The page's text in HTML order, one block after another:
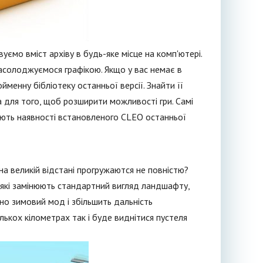
вміст архіву в будь-яке місце на комп'ютері.
графікою. Якщо у вас немає в
бібліотеку останньої версії. Знайти її
того, щоб розширити можливості гри. Самі
наявності встановленого CLEO останньої
великій відстані прогружаются не повністю?
замінюють стандартний вигляд ландшафту,
зимовий мод і збільшить дальність
кілометрах так і буде виднітися пустеля